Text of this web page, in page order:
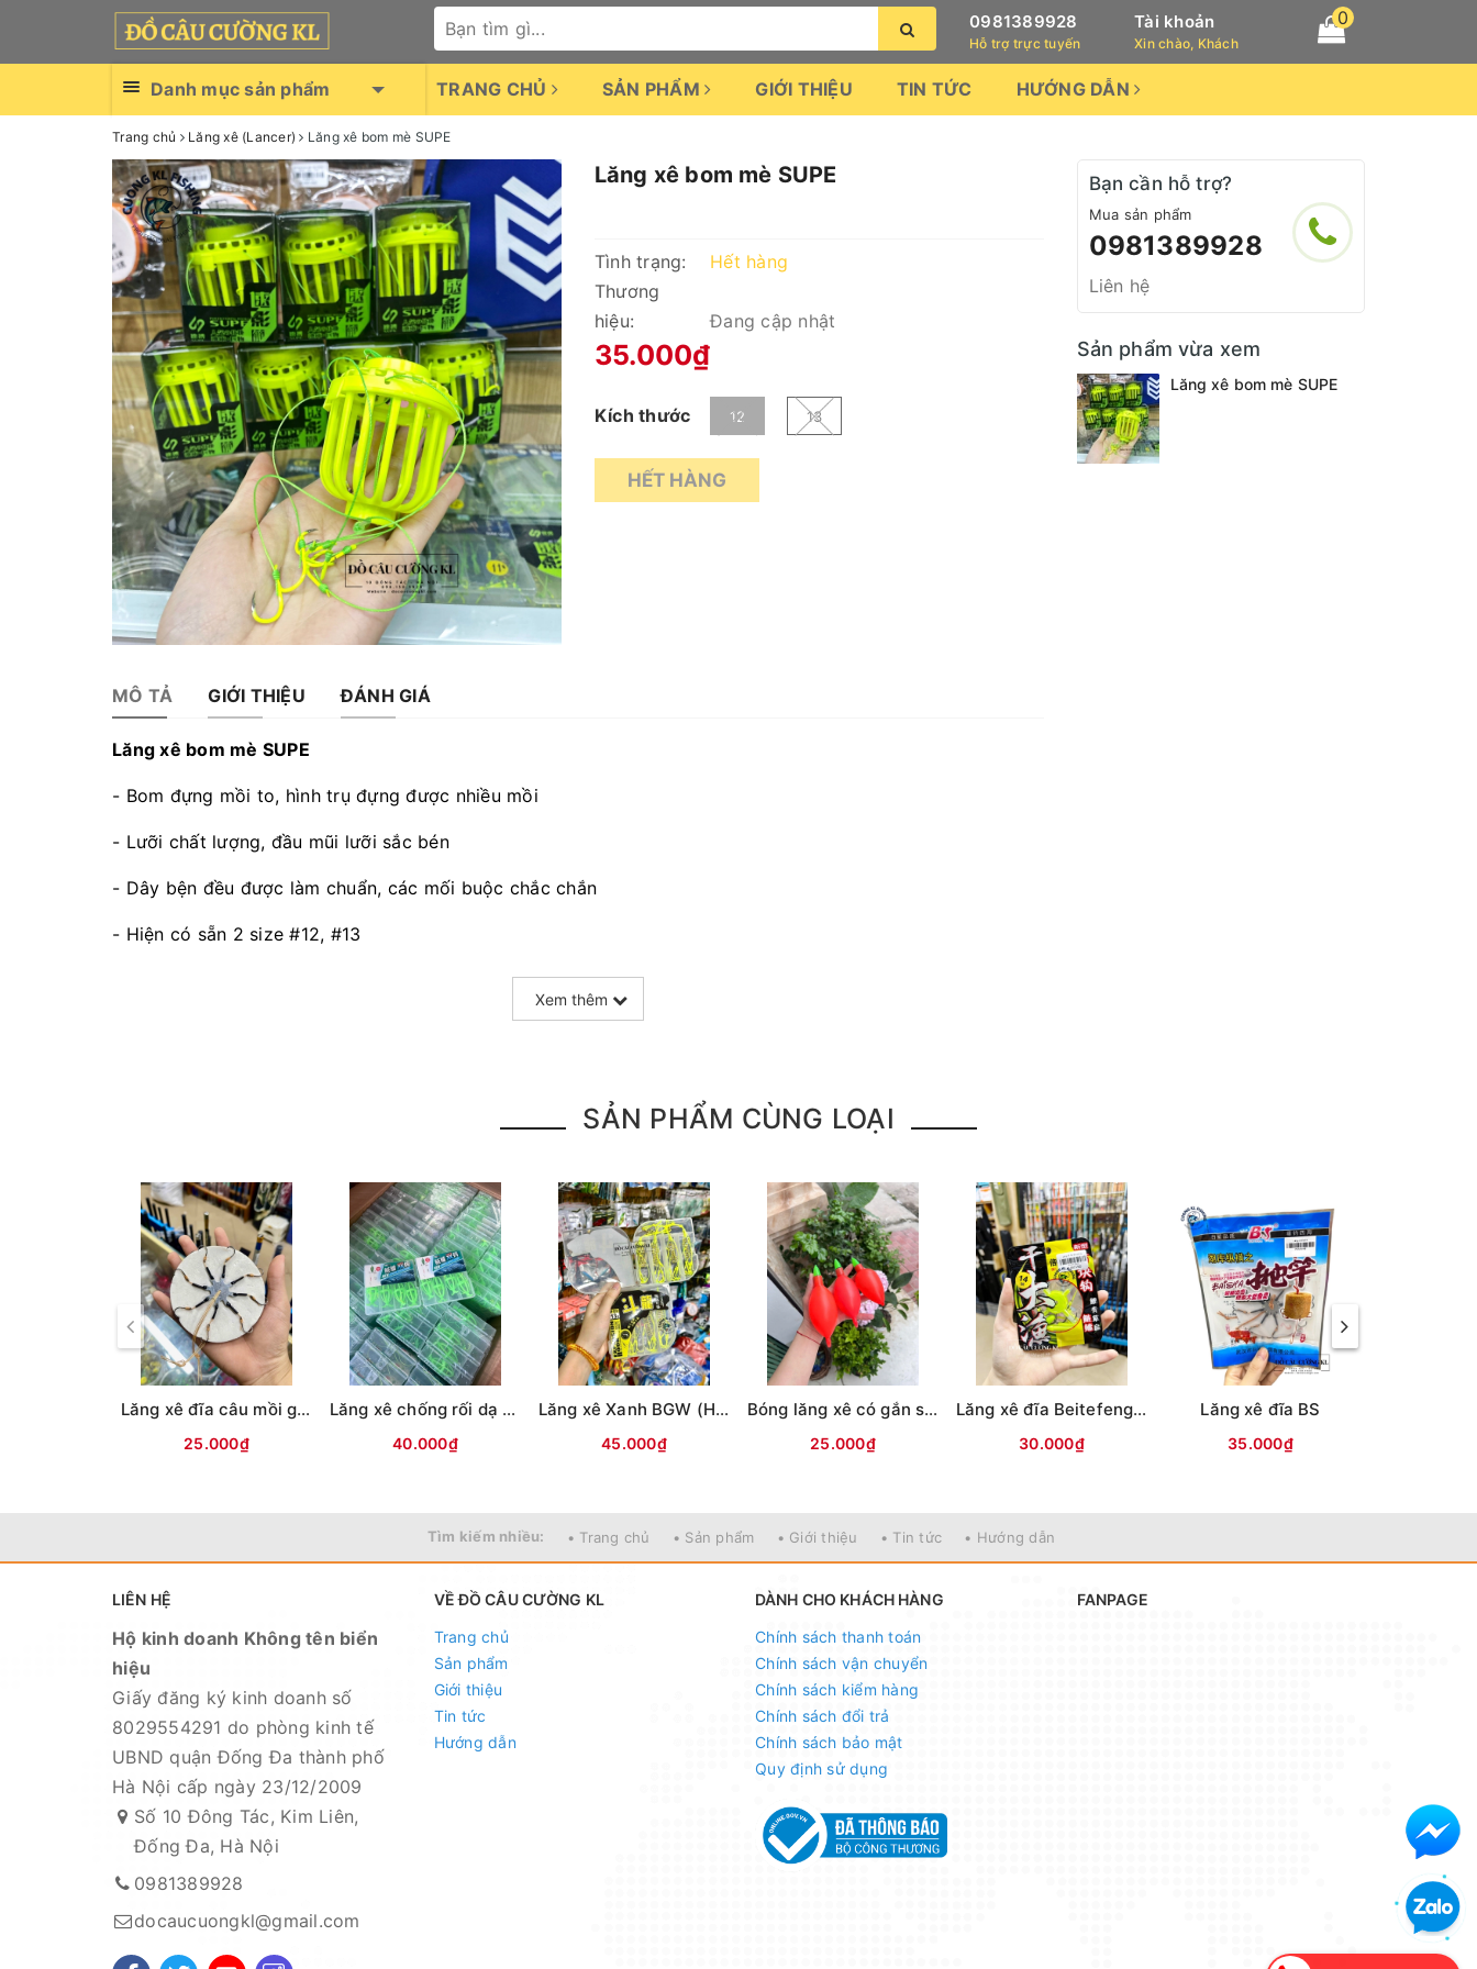
0981389928
Hỗ trợ trực tuyến
Tài khoản
Xin chào, Khách
0
Danh mục sản phẩm TRANG CHỦ SẢN PHẨM GIỚI THIỆU TIN TỨC HƯỚNG DẪN
Trang chủ Lăng xê (Lancer) Lăng xê bom mè SUPE
Lăng xê bom mè SUPE
Tình trạng:
Hết hàng
Thương
hiệu:
Đang cập nhật
35.000₫
Kích thước 12 13
HẾT HÀNG
MÔ TẢ GIỚI THIỆU ĐÁNH GIÁ
Lăng xê bom mè SUPE
- Bom đựng mồi to, hình trụ đựng được nhiều mồi
- Lưỡi chất lượng, đầu mũi lưỡi sắc bén
- Dây bện đều được làm chuẩn, các mối buộc chắc chắn
- Hiện có sẵn 2 size #12, #13
Xem thêm
Bạn cần hỗ trợ?
Mua sản phẩm
0981389928
Liên hệ
Sản phẩm vừa xem
Lăng xê bom mè SUPE
SẢN PHẨM CÙNG LOẠI
Lăng xê đĩa câu mồi gạch ( Xốp trắng ) Ko vỏ
25.000₫
Lăng xê chống rối dạ quang 2 lưỡi
40.000₫
Lăng xê Xanh BGW (Hộp 4 quả)
45.000₫
Bóng lăng xê có gắn sẵn đèn tiêu
25.000₫
Lăng xê đĩa Beitefeng ( LIE YU)
30.000₫
Lăng xê đĩa BS
35.000₫
Tìm kiếm nhiều: • Trang chủ • Sản phẩm • Giới thiệu • Tin tức • Hướng dẫn
LIÊN HỆ
Hộ kinh doanh Không tên biển
hiệu
Giấy đăng ký kinh doanh số
8029554291 do phòng kinh tế
UBND quận Đống Đa thành phố
Hà Nội cấp ngày 23/12/2009
Số 10 Đông Tác, Kim Liên,
Đống Đa, Hà Nội
0981389928
docaucuongkl@gmail.com
VỀ ĐỒ CÂU CƯỜNG KL
Trang chủ
Sản phẩm
Giới thiệu
Tin tức
Hướng dẫn
DÀNH CHO KHÁCH HÀNG
Chính sách thanh toán
Chính sách vận chuyển
Chính sách kiểm hàng
Chính sách đổi trả
Chính sách bảo mật
Quy định sử dụng
FANPAGE